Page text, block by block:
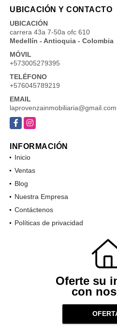
UBICACIÓN Y CONTACTO
UBICACIÓN
carrera 43a 7-50a ofc 610
Medellín - Antioquia - Colombia
MÓVIL
+573005279395
TELÉFONO
+576045789219
EMAIL
laprovenzainmobiliaria@gmail.com
FacebookInstagram
INFORMACIÓN
Inicio
Ventas
Blog
Nuestra Empresa
Contáctenos
Políticas de privacidad
Oferte su
con